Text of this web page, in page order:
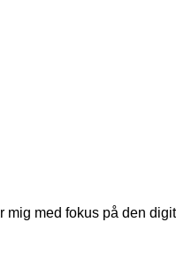
mig med fokus på den